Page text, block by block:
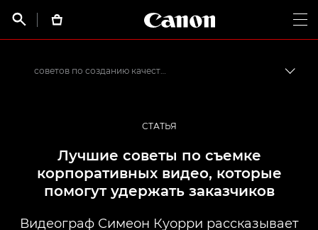
 
Canon Logo, back
Профессиональная фото- и видеосъемка
Истории от профессионалов: вдохновляющие идеи для печати, а также фото- и видеосъемки
СТАТЬЯ
Лучшие советы по съемке
корпоративных видео, которые
помогут удержать заказчиков
Видеограф Симеон Куорри рассказывает